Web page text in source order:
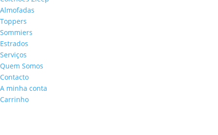
Almofadas
Toppers
Sommiers
Estrados
Serviços
Quem Somos
Contacto
A minha conta
Carrinho